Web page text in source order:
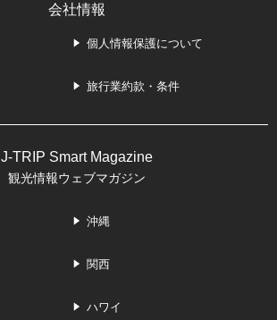
会社情報
個人情報保護について
旅行業約款・条件
J-TRIP Smart Magazine
観光情報ウェブマガジン
沖縄
関西
ハワイ